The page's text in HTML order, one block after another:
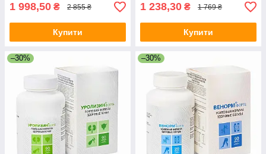
1 998,50 ₴ 2 855 ₴
Купити
1 238,30 ₴ 1 769 ₴
Купити
–30% –30%